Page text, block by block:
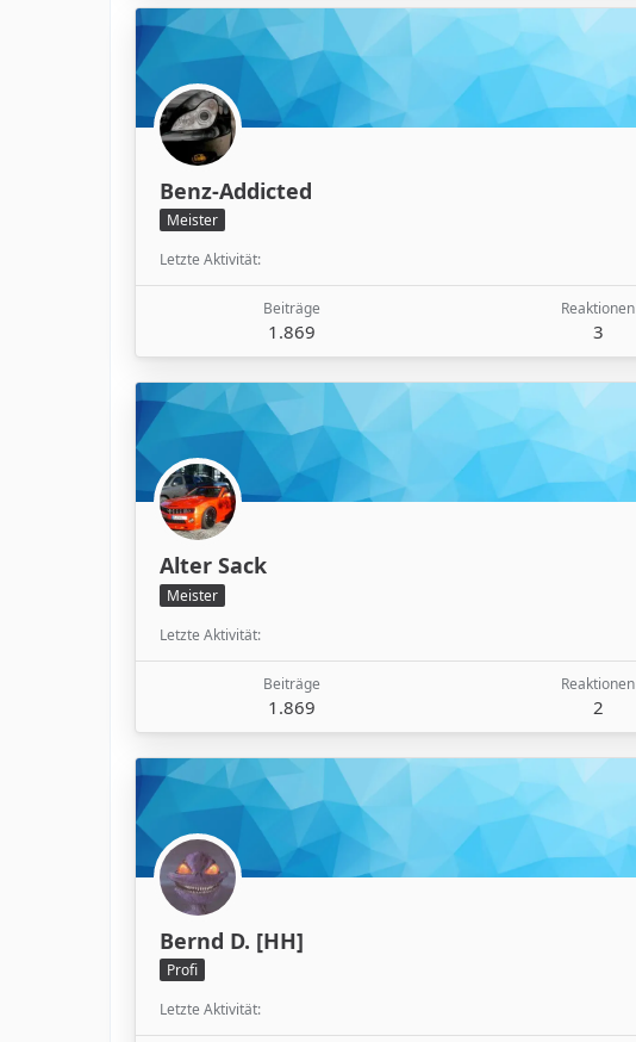
Benz-Addicted
Meister
Letzte Aktivität
Beiträge
1.869
Reaktionen
3
Alter Sack
Meister
Letzte Aktivität
Beiträge
1.869
Reaktionen
2
Bernd D. [HH]
Profi
Letzte Aktivität